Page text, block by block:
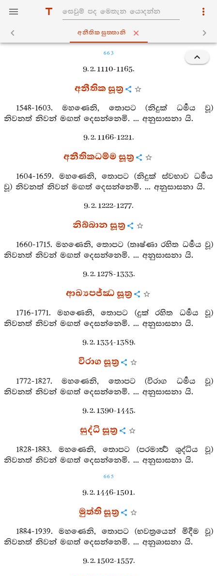
අනීතිකසුත‍්තානි
663
9. 2. 1110-1165.
අනීතික සූත්‍ර
1548-1603. මහණෙනි, තොපට (නිදුක් ධර්‍මය වූ)
නිවනත් නිවන් මඟත් දෙසන්නෙමි. ... අනුසාසනා යි.
9. 2. 1166-1221.
අනීතිකධම්ම සූත්‍ර
1604-1659. මහණෙනි, තොපට (නිදුක් ස්වභාව ධර්‍මය
වූ) නිවනත් නිවන් මඟත් දෙසන්නෙමි. ... අනුසාසනා යි.
9. 2. 1222-1277.
නිබ්බාන සූත්‍ර
1660-1715. මහණෙනි, තොපට (තෘෂ්ණා රහිත ධර්‍මය වූ)
නිවනත් නිවන් මඟත් දෙසන්නෙමි. ... අනුසාසනා යි.
9. 2. 1278-1333.
ආඛ්‍යපජ්ඣ සූත්‍ර
1716-1771. මහණෙනි, තොපට (දුක් රහිත ධර්‍මය වූ)
නිවනත් නිවන් මඟත් දෙසන්නෙමි. ... අනුසාසනා යි.
9. 2. 1334-1389.
විරාග සූත්‍ර
1772-1827. මහණෙනි, තොපට (විරාග ධර්‍මය වූ)
නිවනත් නිවන් මඟත් දෙසන්නෙමි. ... අනුසාසනා යි.
9. 2. 1390-1445.
සුද්ධි සූත්‍ර
1828-1883. මහණෙනි, තොපට (පරමාර්‍ත්‍ථ ශුද්ධිය වූ)
නිවනත් නිවන් මඟත් දෙසන්නෙමි. ... අනුසාසනා යි.
665
9. 2. 1446-1501.
මුත්ති සූත්‍ර
1884-1939. මහණෙනි, තොපට (භවත්‍රයෙන් මිදීම වූ)
නිවනත් නිවන් මඟත් දෙසන්නෙමි. ... අනුශාසනා යි.
9. 2. 1502-1557.